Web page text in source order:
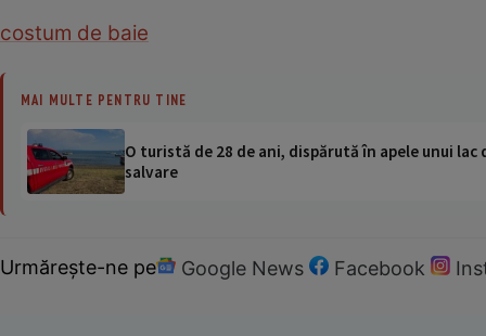
costum de baie
MAI MULTE PENTRU TINE
O turistă de 28 de ani, dispărută în apele unui
salvare
Urmărește-ne pe Google News Facebook